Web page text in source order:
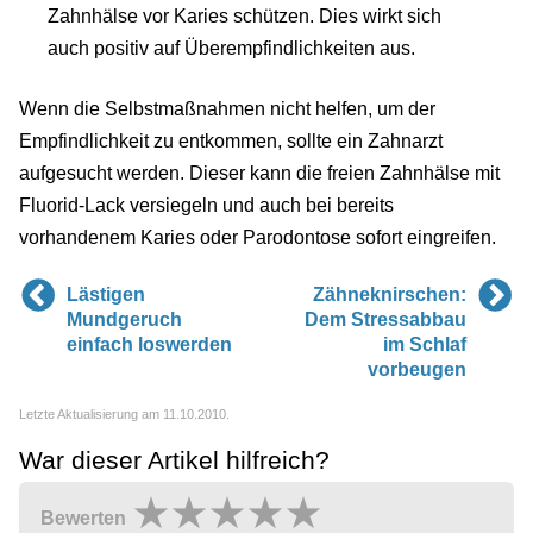
Zahnhälse vor Karies schützen. Dies wirkt sich
auch positiv auf Überempfindlichkeiten aus.
Wenn die Selbstmaßnahmen nicht helfen, um der
Empfindlichkeit zu entkommen, sollte ein Zahnarzt
aufgesucht werden. Dieser kann die freien Zahnhälse mit
Fluorid-Lack versiegeln und auch bei bereits
vorhandenem Karies oder Parodontose sofort eingreifen.
Lästigen
Mundgeruch
einfach loswerden
Zähneknirschen:
Dem Stressabbau
im Schlaf
vorbeugen
Letzte Aktualisierung am 11.10.2010.
War dieser Artikel hilfreich?
Bewerten